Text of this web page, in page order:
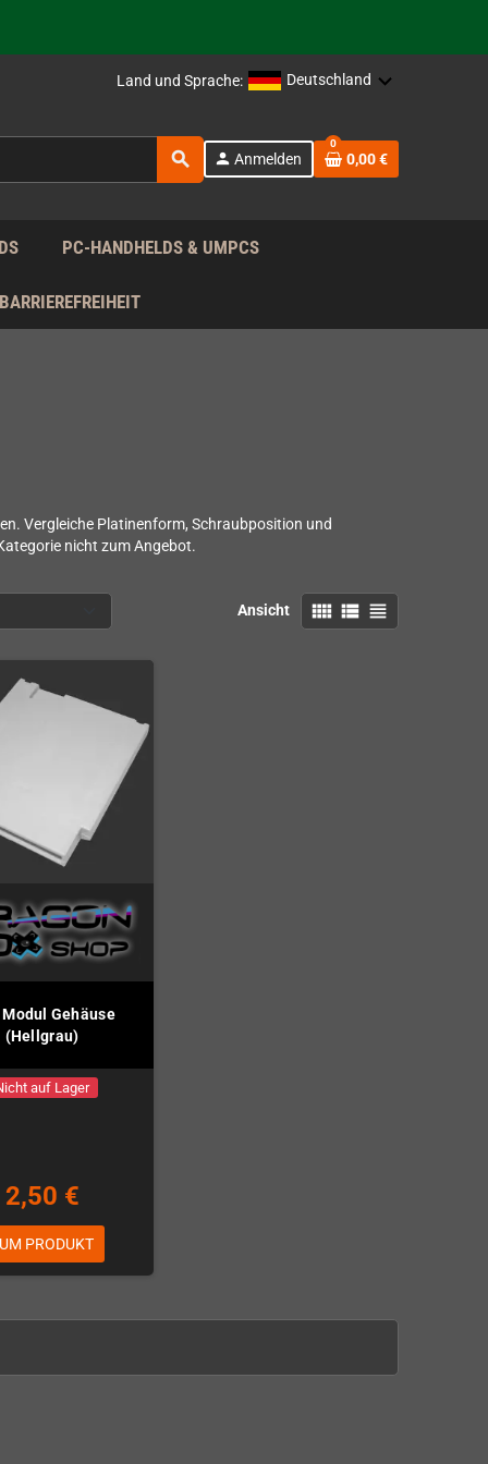
Land und Sprache: Deutschland
search person Anmelden
0
0,00 €
PC-HANDHELDS & UMPCS
Vergleiche Platinenform, Schraubposition und
nicht zum Angebot.
Ansicht view_comfy view_list view_headline
Modul Gehäuse
(Hellgrau)
auf Lager
2,50 €
PRODUKT